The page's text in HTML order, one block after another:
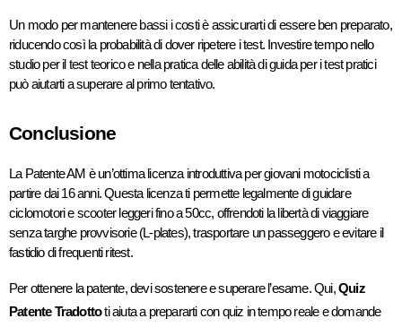
Un modo per mantenere bassi i costi è assicurarti di essere ben preparato,
riducendo così la probabilità di dover ripetere i test. Investire tempo nello
studio per il test teorico e nella pratica delle abilità di guida per i test pratici
può aiutarti a superare al primo tentativo.
Conclusione
La Patente AM è un’ottima licenza introduttiva per giovani motociclisti a
partire dai 16 anni. Questa licenza ti permette legalmente di guidare
ciclomotori e scooter leggeri fino a 50cc, offrendoti la libertà di viaggiare
senza targhe provvisorie (L-plates), trasportare un passeggero e evitare il
fastidio di frequenti ritest.
Per ottenere la patente, devi sostenere e superare l’esame. Qui,Quiz
Patente Tradottoti aiuta a prepararti con quiz in tempo reale e domande